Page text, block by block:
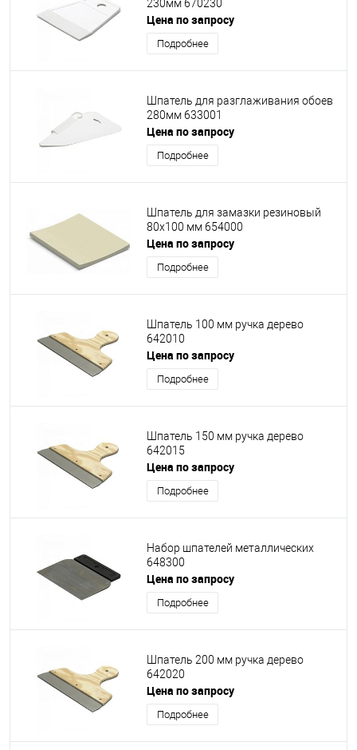
230мм 670230
Цена по запросу
Подробнее
Шпатель для разглаживания обоев
280мм 633001
Цена по запросу
Подробнее
Шпатель для замазки резиновый
80х100 мм 654000
Цена по запросу
Подробнее
Шпатель 100 мм ручка дерево
642010
Цена по запросу
Подробнее
Шпатель 150 мм ручка дерево
642015
Цена по запросу
Подробнее
Набор шпателей металлических
648300
Цена по запросу
Подробнее
Шпатель 200 мм ручка дерево
642020
Цена по запросу
Подробнее